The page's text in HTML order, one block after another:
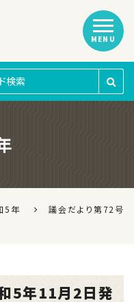
MENU
5年
議会だより第72号
5年11月2日発